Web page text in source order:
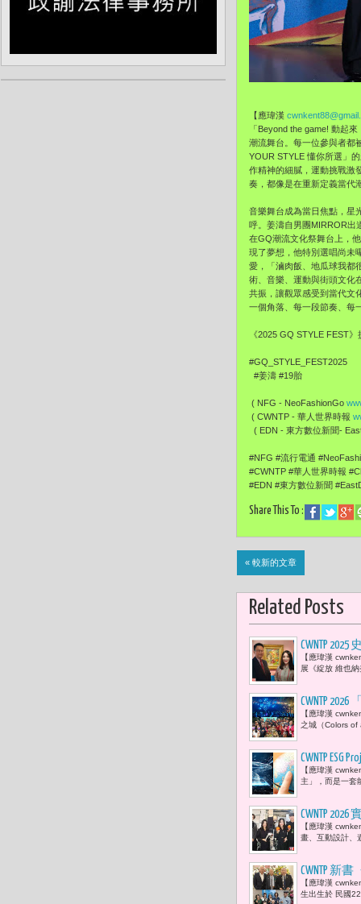
【應瑋漢
「Beyond the game! 動起
潮流舞台。每一位參與者都
YOUR STYLE 懂你所選」
作精神的細膩，運動挑戰激
奏，都像是在重新定義當代
音樂舞台成為當日焦點，星
呼。姜濤自男團MIRROR出
在GQ潮流文化祭舞台上，
現了夢想，他特別選唱尚未
愛，「滷肉飯、地瓜球我都
術、音樂、運動與街頭文化
共振，讓觀眾感受到當代文
一個角落、每一段節奏、每
《2025 GQ STYLE FEST
#GQ_STYLE_FEST2025
#姜濤 #19胎
( NFG - NeoFashionGo
( CWNTP - 華人世界時報
( EDN - 東方數位新聞-
#NFG #流行電通
#CWNTP #華人世界時報
#EDN #東方數位新聞
Share This To :
« 較新的文章
Related Posts
CWNTP
藝術與生
【應瑋漢
展《綻放 維也
CWNTP
在廢墟與
【應瑋漢
之城（Colors of
CWNTP
【應瑋漢
主」，而是一套
CWNTP
世代莊為
【應瑋漢
畫、互動設計、
CWNTP 新
有了情感
【應瑋漢
生出生於 民國